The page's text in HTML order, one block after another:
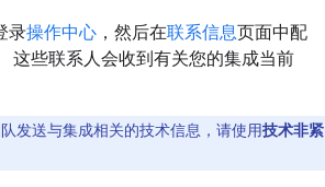
录操作中心 ，然后在联系信息页面中配
这些联系人会收到有关您的集成当前
发送与集成相关的技术信息，请使用技术非紧